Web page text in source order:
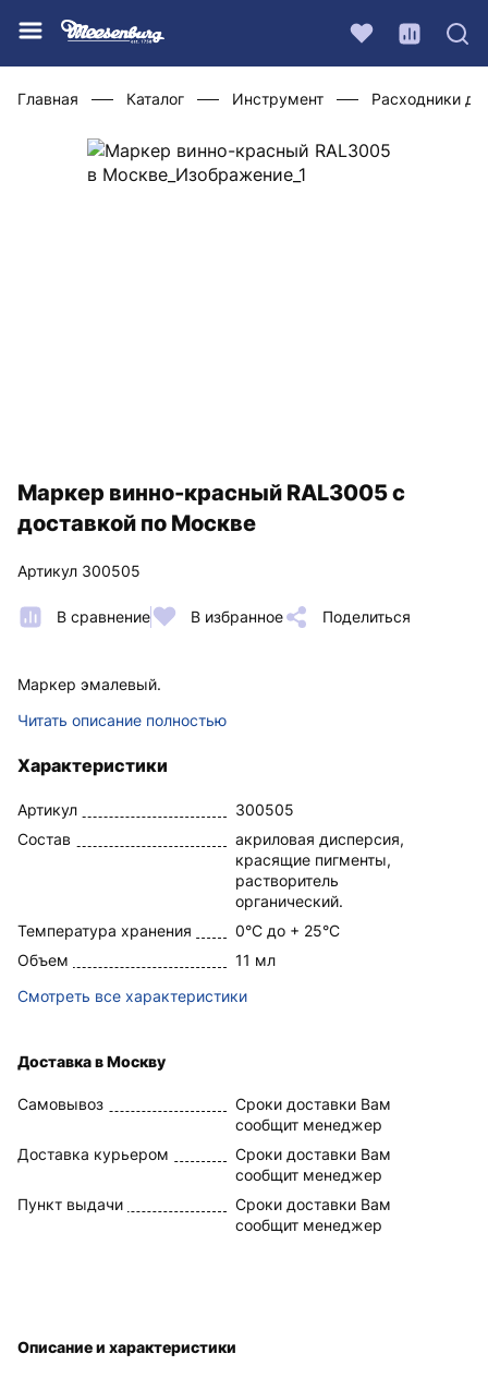
Главная Каталог Инструмент Расходники
Маркер винно-красный RAL3005 с
доставкой по Москве
Артикул 300505
В сравнение В избранное Поделиться
Маркер эмалевый.
Читать описание полностью
Характеристики
Артикул
300505
Состав
акриловая дисперсия,
красящие пигменты,
растворитель
органический.
Температура хранения
0°C до + 25°C
Объем
11 мл
Смотреть все характеристики
Доставка в Москву
Самовывоз
Сроки доставки Вам
сообщит менеджер
Доставка курьером
Сроки доставки Вам
сообщит менеджер
Пункт выдачи
Сроки доставки Вам
сообщит менеджер
Описание и характеристики